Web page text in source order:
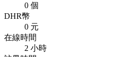
0 個
DHR幣
0 元
在線時間
2 小時